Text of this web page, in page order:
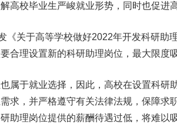
高校毕业生严峻就业形势，同时也促进
关于高等学校做好2022年开发科研助
合理设置新的科研助理岗位，最大限度
于就业选择，因此，高校在设置科研
求，并严格遵守有关法律法规，保障求
助理岗位提供的薪酬待遇过低，将难以